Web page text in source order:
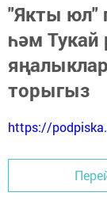
"Якты юл"
һәм
торыгыз
https://